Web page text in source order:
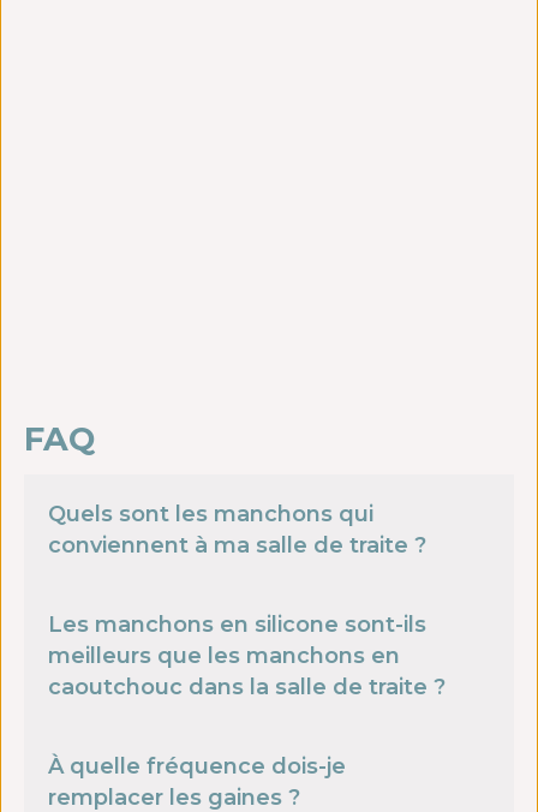
FAQ
Quels sont les manchons qui
conviennent à ma salle de traite ?
Les manchons en silicone sont-ils
meilleurs que les manchons en
caoutchouc dans la salle de traite ?
À quelle fréquence dois-je
remplacer les gaines ?